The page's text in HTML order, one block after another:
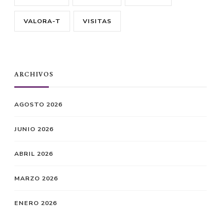
VALORA-T VISITAS
ARCHIVOS
AGOSTO 2026
JUNIO 2026
ABRIL 2026
MARZO 2026
ENERO 2026